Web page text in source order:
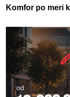
Komfor po meri